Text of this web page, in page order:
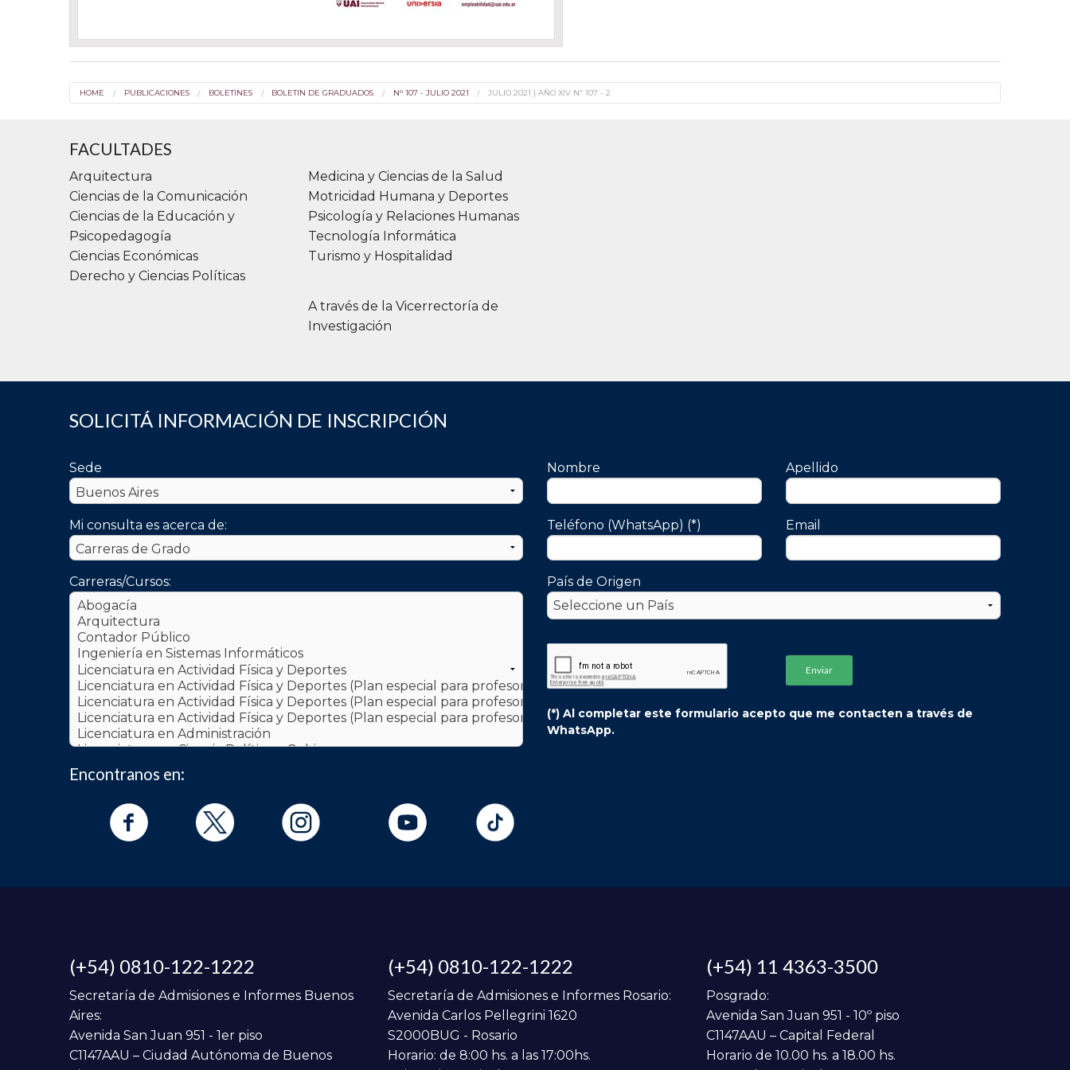
HOME PUBLICACIONES BOLETINES BOLETIN DE GRADUADOS N° 107 - JULIO 2021 JULIO 2021 | AÑO XIV Nº 107 - 2
FACULTADES
Arquitectura
Ciencias de la Comunicación
Ciencias de la Educación y
Psicopedagogía
Ciencias Económicas
Derecho y Ciencias Políticas
Medicina y Ciencias de la Salud
Motricidad Humana y Deportes
Psicología y Relaciones Humanas
Tecnología Informática
Turismo y Hospitalidad
A través de la Vicerrectoría de
Investigación
SOLICITÁ INFORMACIÓN DE INSCRIPCIÓN
Sede
Mi consulta es acerca de:
Carreras/Cursos:
Nombre Apellido
Teléfono (WhatsApp) (*) Email
País de Origen
(*) Al completar este formulario acepto que me contacten a través de
WhatsApp.
Encontranos en:
(+54) 0810-122-1222
Secretaría de Admisiones e Informes Buenos
Aires:
Avenida San Juan 951 - 1er piso
C1147AAU – Ciudad Autónoma de Buenos
(+54) 0810-122-1222
Secretaría de Admisiones e Informes Rosario:
Avenida Carlos Pellegrini 1620
S2000BUG - Rosario
Horario: de 8:00 hs. a las 17:00hs.
(+54) 11 4363-3500
Posgrado:
Avenida San Juan 951 - 10º piso
C1147AAU – Capital Federal
Horario de 10.00 hs. a 18.00 hs.